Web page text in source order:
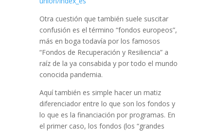
Otra cuestión que también suele suscitar
confusión es el término “fondos europeos”,
más en boga todavía por los famosos
“Fondos de Recuperación y Resiliencia” a
raíz de la ya consabida y por todo el mundo
conocida pandemia.
Aquí también es simple hacer un matiz
diferenciador entre lo que son los fondos y
lo que es la financiación por programas. En
el primer caso, los fondos (los “grandes